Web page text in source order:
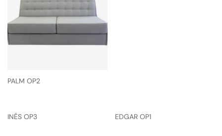
PALM OP2
INÊS OP3 EDGAR OP1